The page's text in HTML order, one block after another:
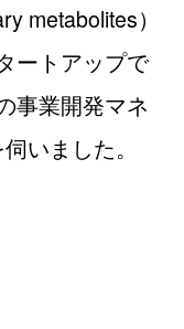
metabolites）
ートアップで
事業開発マネ
いました。